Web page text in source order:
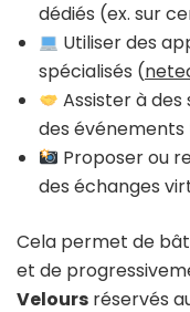
dédiés (ex. sur
Utiliser des
spécialisés (
Assister à
des
Proposer ou
des échanges
Cela permet de
et de
Velours réservés